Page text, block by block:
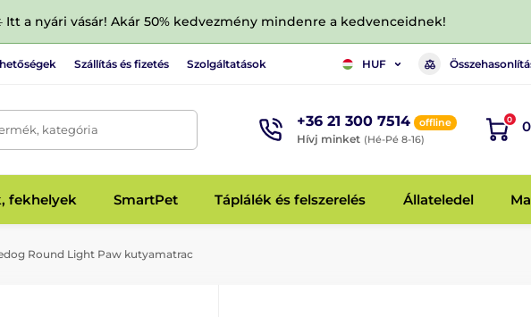
Itt a nyári vásár! Akár 50% kedvezmény mindenre a kedvenceidnek!
Szállítás és fizetés Szolgáltatások HUF
kategória +36 21 300 7514 offline
Hívj minket (Hé-Pé 8-16)
0
fekhelyek SmartPet Táplálék és felszerelés Állateledel
Round Light Paw kutyamatrac